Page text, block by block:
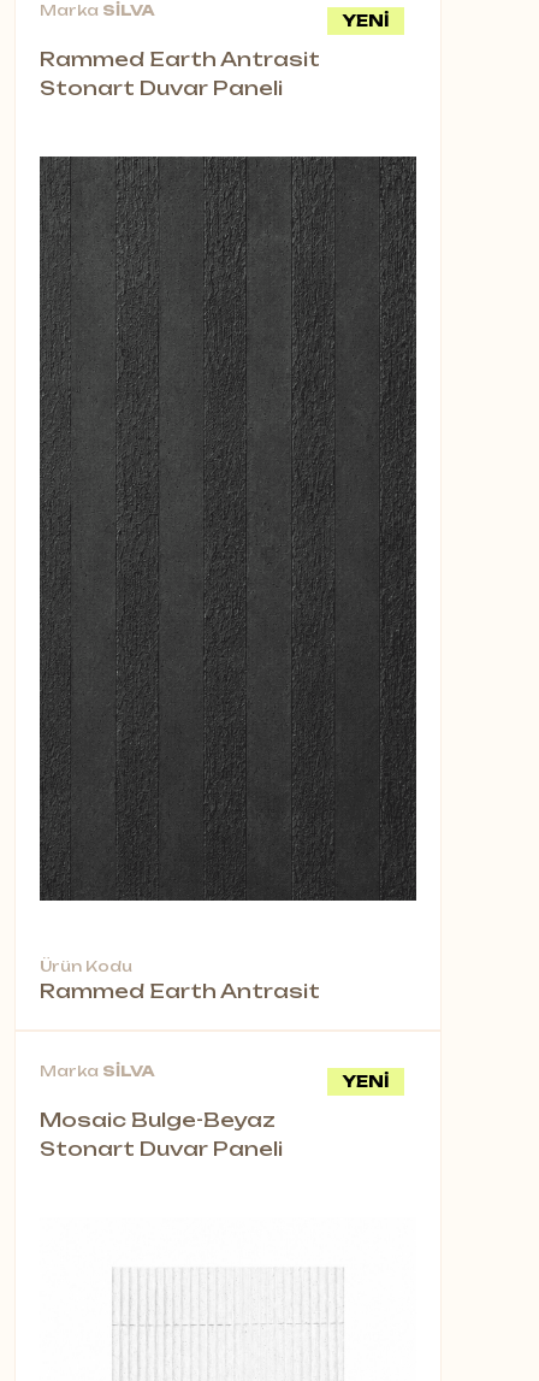
YENİ
Marka SİLVA
Rammed Earth Antrasit
Stonart Duvar Paneli
Ürün Kodu
Rammed Earth Antrasit
YENİ
Marka SİLVA
Mosaic Bulge-Beyaz
Stonart Duvar Paneli